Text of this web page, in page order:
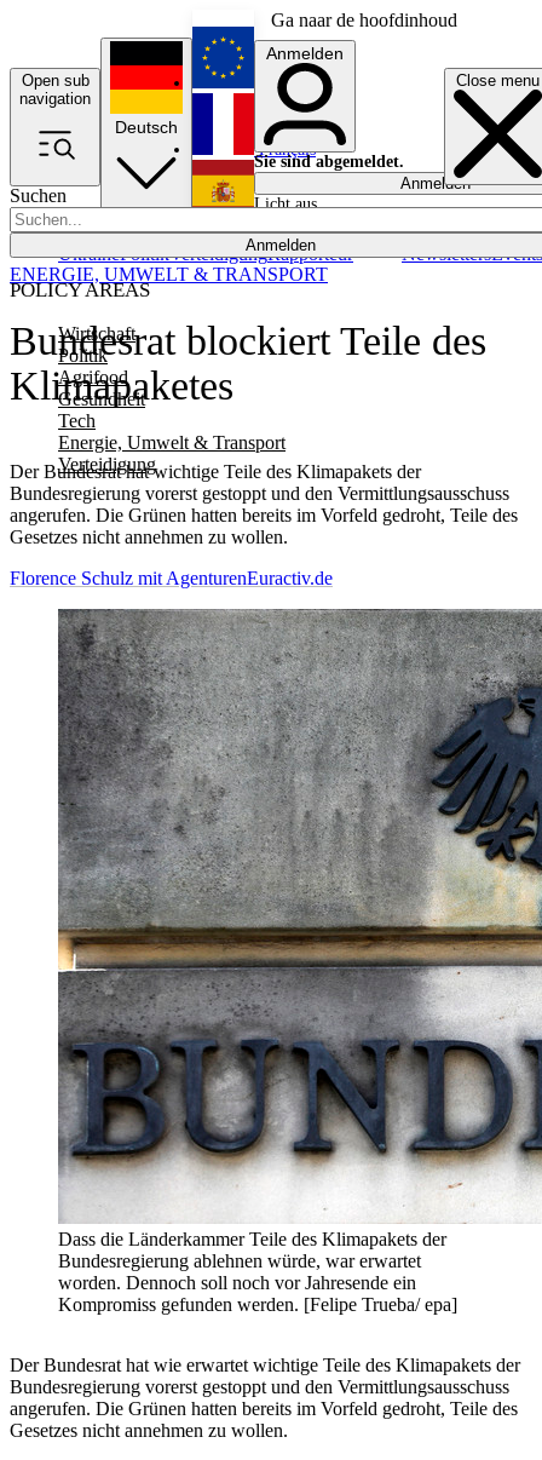
Ga naar de hoofdinhoud
Open sub
navigation
Close menu
Suchen
Anmelden
POLICY AREAS
Wirtschaft
Politik
Agrifood
Gesundheit
Tech
Energie, Umwelt & Transport
Verteidigung
UkrainePolitikVerteidigungRapporteur NewslettersEvents
Deutsch
English
Français
Anmelden
Sie sind abgemeldet.
Anmelden
Licht aus
Bundesrat blockiert Teile des
Klimapaketes
Der Bundesrat hat wichtige Teile des Klimapakets der
Bundesregierung vorerst gestoppt und den Vermittlungsausschuss
angerufen. Die Grünen hatten bereits im Vorfeld gedroht, Teile des
Gesetzes nicht annehmen zu wollen.
ENERGIE, UMWELT & TRANSPORT
Florence Schulz mit AgenturenEuractiv.de
Dass die Länderkammer Teile des Klimapakets der
Bundesregierung ablehnen würde, war erwartet
worden. Dennoch soll noch vor Jahresende ein
Kompromiss gefunden werden. [Felipe Trueba/ epa]
Der Bundesrat hat wie erwartet wichtige Teile des Klimapakets der
Bundesregierung vorerst gestoppt und den Vermittlungsausschuss
angerufen. Die Grünen hatten bereits im Vorfeld gedroht, Teile des
Gesetzes nicht annehmen zu wollen.